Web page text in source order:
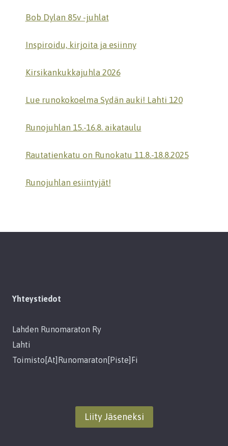
Bob Dylan 85v -juhlat
Inspiroidu, kirjoita ja esiinny
Kirsikankukkajuhla 2026
Lue runokokoelma Sydän auki! Lahti 120
Runojuhlan 15.-16.8. aikataulu
Rautatienkatu on Runokatu 11.8.-18.8.2025
Runojuhlan esiintyjät!
Yhteystiedot
Lahden Runomaraton Ry
Lahti
Toimisto[at]runomaraton[piste]fi
Liity Jäseneksi